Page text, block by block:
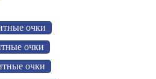
очки
очки
очки